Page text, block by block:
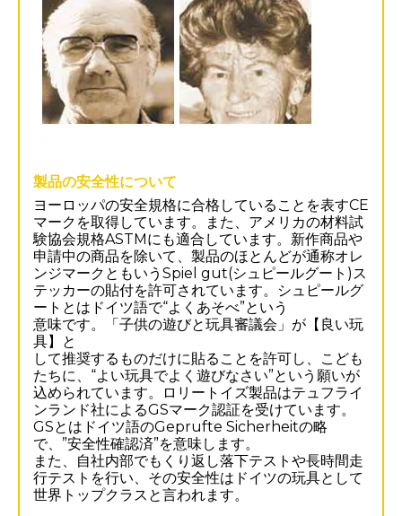
製品の安全性について
ヨーロッパの安全規格に合格していることを表すCE
マークを取得しています。また、アメリカの材料試
験協会規格ASTMにも適合しています。新作商品や
申請中の商品を除いて、製品のほとんどが通称オレ
ンジマークともいうSpiel gut(シュピールグート)ス
テッカーの貼付を許可されています。シュピールグ
ートとはドイツ語で“よくあそべ”という
意味です。「子供の遊びと玩具審議会」が【良い玩
具】と
して推奨するものだけに貼ることを許可し、こども
たちに、“よい玩具でよく遊びなさい”という願いが
込められています。ロリートイズ製品はテュフライ
ンランド社によるGSマーク認証を受けています。
GSとはドイツ語のGeprufte Sicherheitの略
で、”安全性確認済”を意味します。
また、自社内部でもくり返し落下テストや長時間走
行テストを行い、その安全性はドイツの玩具として
世界トップクラスと言われます。